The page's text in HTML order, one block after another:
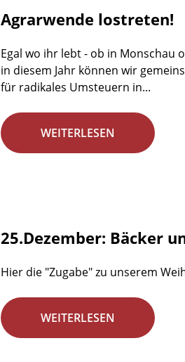
Agrarwende lostreten!
Egal wo ihr lebt - ob in Monschau
in diesem Jahr können wir
für radikales Umsteuern in...
WEITERLESEN
25.Dezember: Bäcker
Hier die "Zugabe" zu unserem
WEITERLESEN